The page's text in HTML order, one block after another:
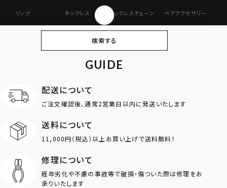
リング ネックレス ネックレスチェーン ペアアクセサリー
オンラインストア
ギフトボックス
MOTIF
ダブルリング
ロゴ
検索する
GUIDE
配送について
ご注文確認後、通常2営業日以内に発送いたします
送料について
11,000円（税込）以上お買い上げで送料無料！
修理について
経年劣化や不慮の事故等で破損・傷ついた際は修理をお
承りいたします